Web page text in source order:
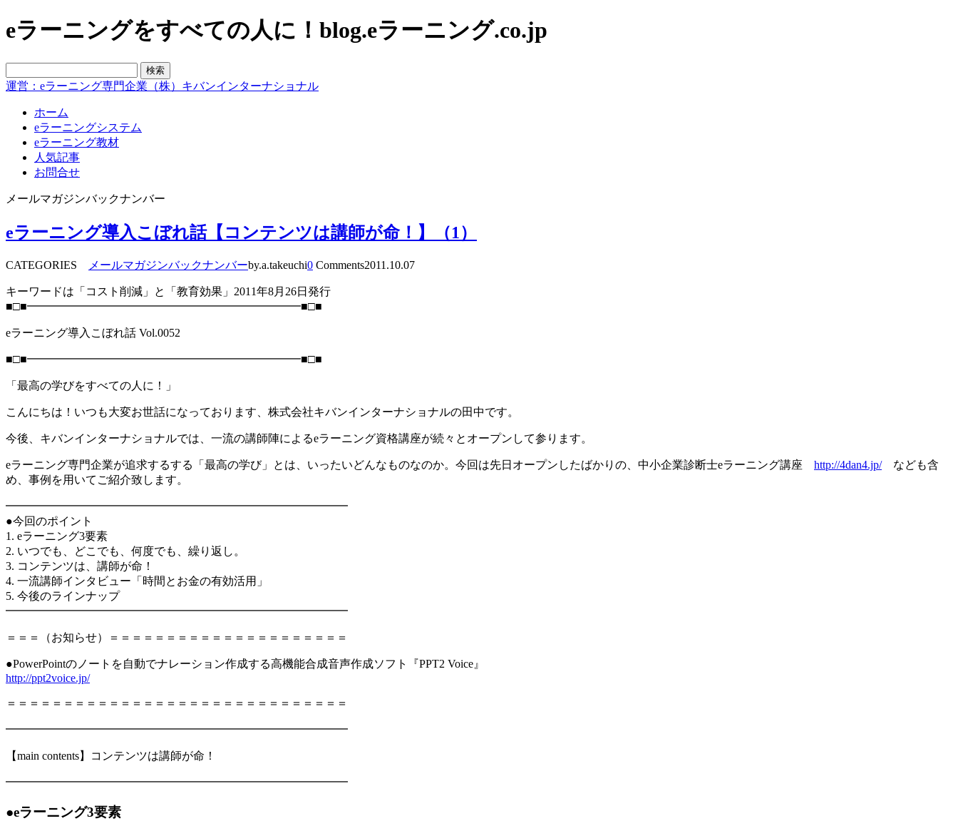
eラーニングをすべての人に！blog.eラーニング.co.jp
運営：eラーニング専門企業（株）キバンインターナショナル
ホーム
eラーニングシステム
eラーニング教材
人気記事
お問合せ
メールマガジンバックナンバー
eラーニング導入こぼれ話【コンテンツは講師が命！】（1）
CATEGORIES メールマガジンバックナンバーby.a.takeuchi0 Comments2011.10.07
キーワードは「コスト削減」と「教育効果」2011年8月26日発行
■□■━━━━━━━━━━━━━━━━━━━━━━━━■□■
eラーニング導入こぼれ話 Vol.0052
■□■━━━━━━━━━━━━━━━━━━━━━━━━■□■
「最高の学びをすべての人に！」
こんにちは！いつも大変お世話になっております、株式会社キバンインターナショナルの田中です。
今後、キバンインターナショナルでは、一流の講師陣によるeラーニング資格講座が続々とオープンして参ります。
eラーニング専門企業が追求するする「最高の学び」とは、いったいどんなものなのか。今回は先日オープンしたばかりの、中小企業診断士eラーニング講座 http://4dan4.jp/なども含
め、事例を用いてご紹介致します。
━━━━━━━━━━━━━━━━━━━━━━━━━━━━━━
●今回のポイント
1. eラーニング3要素
2. いつでも、どこでも、何度でも、繰り返し。
3. コンテンツは、講師が命！
4. 一流講師インタビュー「時間とお金の有効活用」
5. 今後のラインナップ
━━━━━━━━━━━━━━━━━━━━━━━━━━━━━━
＝＝＝（お知らせ）＝＝＝＝＝＝＝＝＝＝＝＝＝＝＝＝＝＝＝＝＝
●PowerPointのノートを自動でナレーション作成する高機能合成音声作成ソフト『PPT2 Voice』
http://ppt2voice.jp/
＝＝＝＝＝＝＝＝＝＝＝＝＝＝＝＝＝＝＝＝＝＝＝＝＝＝＝＝＝＝
━━━━━━━━━━━━━━━━━━━━━━━━━━━━━━
【main contents】コンテンツは講師が命！
━━━━━━━━━━━━━━━━━━━━━━━━━━━━━━
●eラーニング3要素